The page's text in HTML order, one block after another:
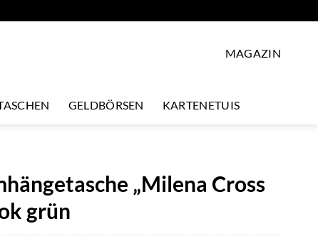
MAGAZIN
GELDBÖRSEN KARTENETUIS
„Milena Cross
grün